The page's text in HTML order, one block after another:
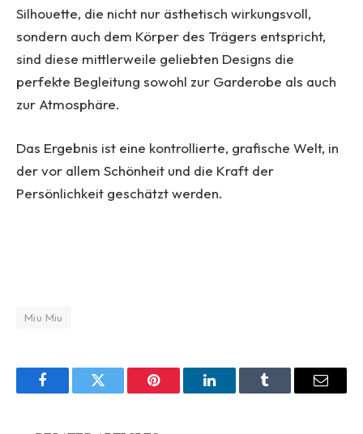
Silhouette, die nicht nur ästhetisch wirkungsvoll,
sondern auch dem Körper des Trägers entspricht,
sind diese mittlerweile geliebten Designs die
perfekte Begleitung sowohl zur Garderobe als auch
zur Atmosphäre.
Das Ergebnis ist eine kontrollierte, grafische Welt, in
der vor allem Schönheit und die Kraft der
Persönlichkeit geschätzt werden.
Miu Miu
FacebookTwitter Pinterest LinkedInTumblr Email